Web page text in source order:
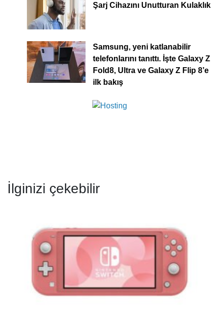
Şarj Cihazını Unutturan Kulaklık
Samsung, yeni katlanabilir
telefonlarını tanıttı. İşte Galaxy Z
Fold8, Ultra ve Galaxy Z Flip 8’e
ilk bakış
İlginizi çekebilir